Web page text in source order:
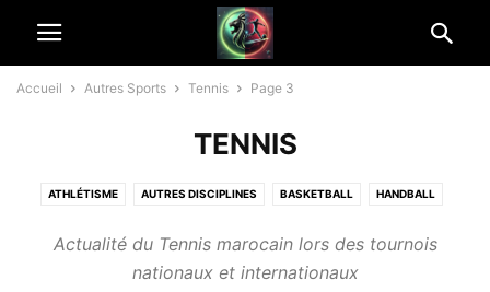
Accueil Autres Sports Tennis Page 3
TENNIS
ATHLÉTISME AUTRES DISCIPLINES BASKETBALL HANDBALL
SPORTS ÉQUESTRES TENNIS VOLLEYBALL
Actualité du Tennis marocain lors des tournois
nationaux et internationaux